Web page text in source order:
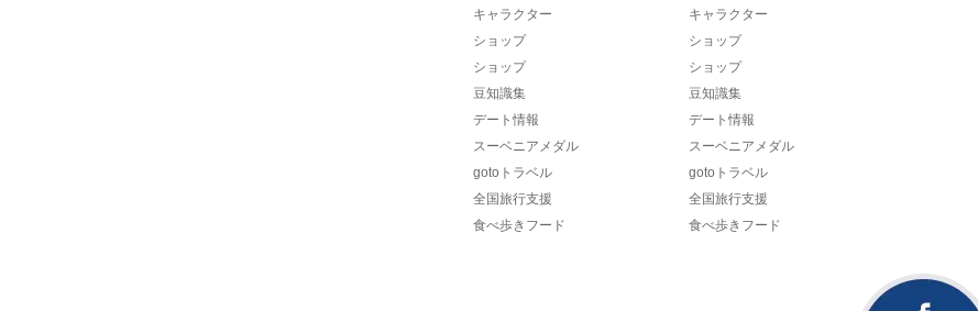
キャラクター
ショップ
ショップ
豆知識集
デート情報
スーベニアメダル
gotoトラベル
全国旅行支援
食べ歩きフード
キャラクター
ショップ
ショップ
豆知識集
デート情報
スーベニアメダル
gotoトラベル
全国旅行支援
食べ歩きフード